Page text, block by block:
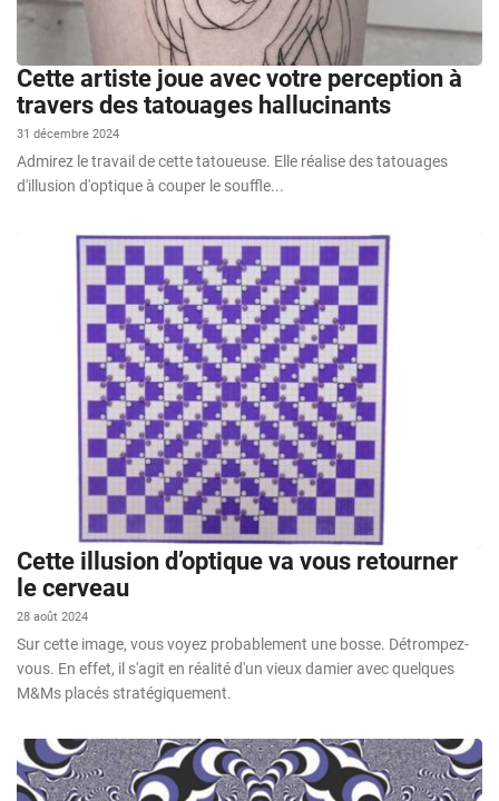
Cette artiste joue avec votre perception à
travers des tatouages hallucinants
31 décembre 2024
Admirez le travail de cette tatoueuse. Elle réalise des tatouages
d'illusion d'optique à couper le souffle...
Cette illusion d’optique va vous retourner
le cerveau
28 août 2024
Sur cette image, vous voyez probablement une bosse. Détrompez-
vous. En effet, il s'agit en réalité d'un vieux damier avec quelques
M&Ms placés stratégiquement.